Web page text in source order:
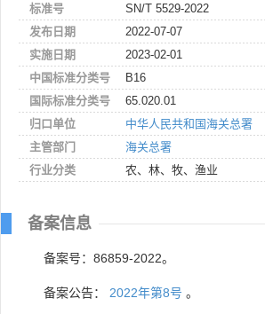
标准号
SN/T 5529-2022
发布日期
2022-07-07
实施日期
2023-02-01
中国标准分类号
B16
国际标准分类号
65.020.01
归口单位
中华人民共和国海关总署
主管部门
海关总署
行业分类
农、林、牧、渔业
备案信息
备案号：86859-2022。
备案公告： 2022年第8号 。